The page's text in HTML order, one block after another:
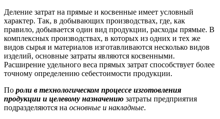
Деление затрат на прямые и косвенные имеет условный
характер. Так, в добывающих производствах, где, как
правило, добывается один вид продукции, расходы прямые. В
комплексных производствах, в которых из одних и тех же
видов сырья и материалов изготавливаются несколько видов
изделий, основные затраты являются косвенными.
Расширение удельного веса прямых затрат способствует более
точному определению себестоимости продукции.
По роли в технологическом процессе изготовления
продукции и целевому назначению затраты предприятия
подразделяются на основные и накладные.